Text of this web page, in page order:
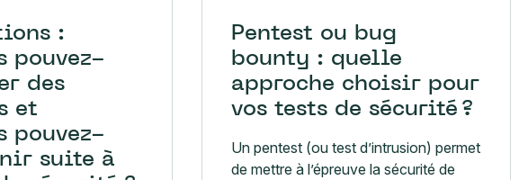
:
pouvez-
des
et
pouvez-
suite à
Pentest ou bug
bounty : quelle
approche choisir pour
vos tests de sécurité ?
Un pentest (ou test d’intrusion) permet
de mettre à l’épreuve la sécurité de